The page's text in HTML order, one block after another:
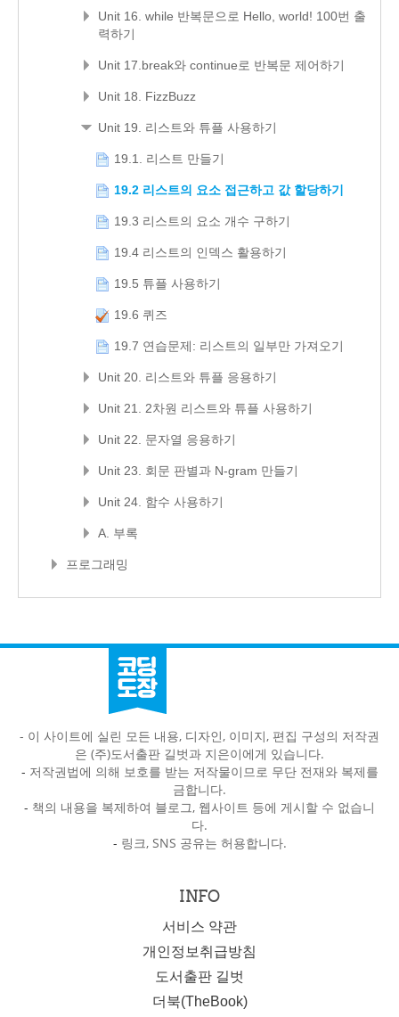
Unit 16. while 반복문으로 Hello, world! 100번 출
력하기
Unit 17.break와 continue로 반복문 제어하기
Unit 18. FizzBuzz
Unit 19. 리스트와 튜플 사용하기
19.1. 리스트 만들기
19.2 리스트의 요소 접근하고 값 할당하기
19.3 리스트의 요소 개수 구하기
19.4 리스트의 인덱스 활용하기
19.5 튜플 사용하기
19.6 퀴즈
19.7 연습문제: 리스트의 일부만 가져오기
Unit 20. 리스트와 튜플 응용하기
Unit 21. 2차원 리스트와 튜플 사용하기
Unit 22. 문자열 응용하기
Unit 23. 회문 판별과 N-gram 만들기
Unit 24. 함수 사용하기
A. 부록
프로그래밍
- 이 사이트에 실린 모든 내용, 디자인, 이미지, 편집 구성의 저작권
은 (주)도서출판 길벗과 지은이에게 있습니다.
- 저작권법에 의해 보호를 받는 저작물이므로 무단 전재와 복제를
금합니다.
- 책의 내용을 복제하여 블로그, 웹사이트 등에 게시할 수 없습니
다.
- 링크, SNS 공유는 허용합니다.
INFO
서비스 약관
개인정보취급방침
도서출판 길벗
더북(TheBook)